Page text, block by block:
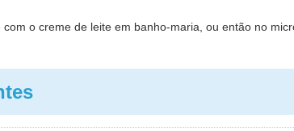
com o creme de leite em banho-maria, ou então no